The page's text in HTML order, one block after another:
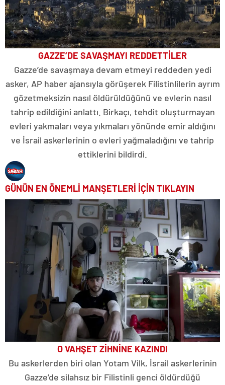
GAZZE’DE SAVAŞMAYI REDDETTİLER
Gazze’de savaşmaya devam etmeyi reddeden yedi
asker, AP haber ajansıyla görüşerek Filistinlilerin ayrım
gözetmeksizin nasıl öldürüldüğünü ve evlerin nasıl
tahrip edildiğini anlattı. Birkaçı, tehdit oluşturmayan
evleri yakmaları veya yıkmaları yönünde emir aldığını
ve İsrail askerlerinin o evleri yağmaladığını ve tahrip
ettiklerini bildirdi.
GÜNÜN EN ÖNEMLİ MANŞETLERİ İÇİN TIKLAYIN
O VAHŞET ZİHNİNE KAZINDI
Bu askerlerden biri olan Yotam Vilk, İsrail askerlerinin
Gazze’de silahsız bir Filistinli genci öldürdüğü